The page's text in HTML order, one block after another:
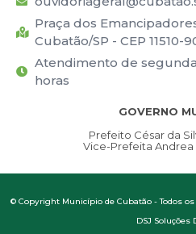
Praça dos
Cubatão/SP - CEP 11510-
Atendimento de segunda
horas
GOVERNO
Prefeito César da
Vice-Prefeita Andrea
© Copyright Município de Cubatão - Todos
DSJ Soluções